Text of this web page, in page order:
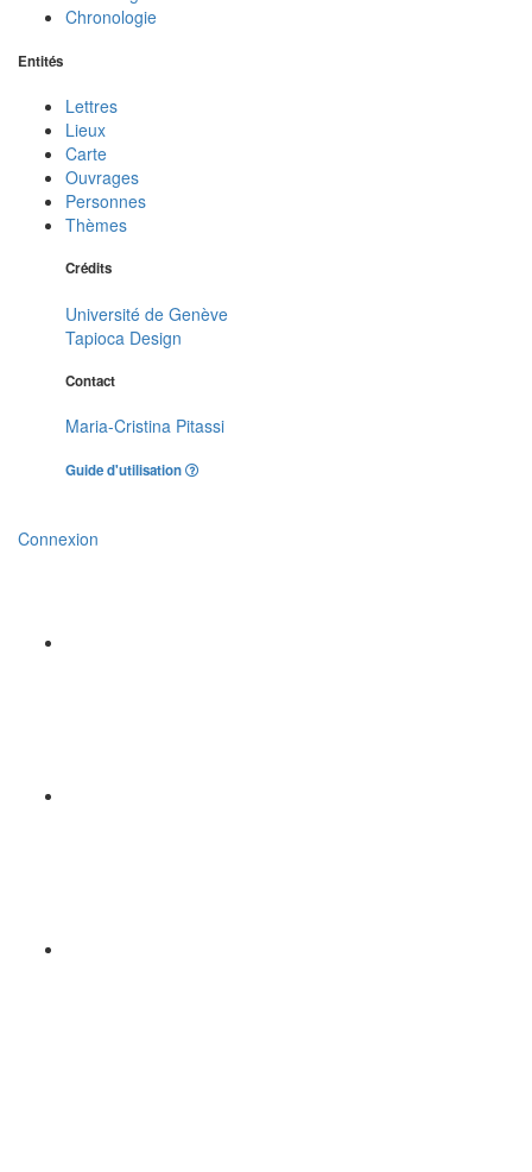
Chronologie
Entités
Lettres
Lieux
Carte
Ouvrages
Personnes
Thèmes
Crédits
Université de Genève
Tapioca Design
Contact
Maria-Cristina Pitassi
Guide d'utilisation
Connexion